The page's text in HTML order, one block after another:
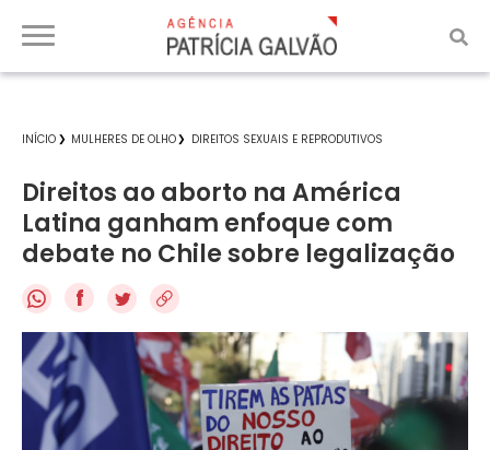
INÍCIO MULHERES DE OLHO DIREITOS SEXUAIS E REPRODUTIVOS
Direitos ao aborto na América
Latina ganham enfoque com
debate no Chile sobre legalização
f